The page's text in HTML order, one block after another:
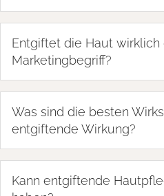
Entgiftet die Haut wirklich
Marketingbegriff?
Was sind die besten
entgiftende Wirkung?
Kann entgiftende